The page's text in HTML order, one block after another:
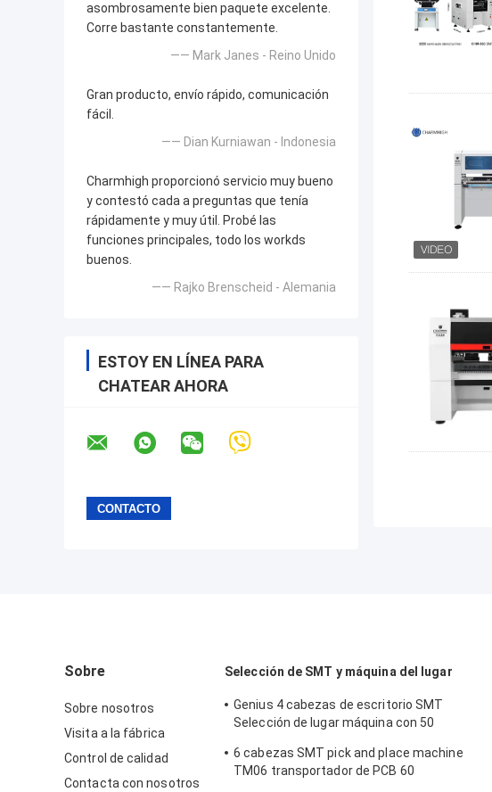
asombrosamente bien paquete excelente.
Corre bastante constantemente.
—— Mark Janes - Reino Unido
Gran producto, envío rápido, comunicación
fácil.
—— Dian Kurniawan - Indonesia
Charmhigh proporcionó servicio muy bueno
y contestó cada a preguntas que tenía
rápidamente y muy útil. Probé las
funciones principales, todo los workds
buenos.
—— Rajko Brenscheid - Alemania
ESTOY EN LÍNEA PARA
CHATEAR AHORA
Sobre
Sobre nosotros
Visita a la fábrica
Control de calidad
Contacta con nosotros
Selección de SMT y máquina del lugar
Genius 4 cabezas de escritorio SMT
Selección de lugar máquina con 50
6 cabezas SMT pick and place machine
TM06 transportador de PCB 60